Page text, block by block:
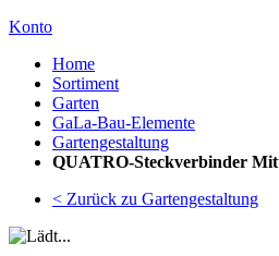
Konto
Home
Sortiment
Garten
GaLa-Bau-Elemente
Gartengestaltung
QUATRO-Steckverbinder
< Zurück zu Gartengestaltung